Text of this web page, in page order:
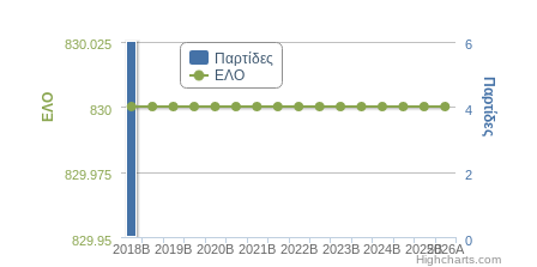
Παρτίδες
ΕΛΟ
2018B 2019B 2020B 2021B 2022B 2023B 2024B 2025B2026A
829.95
829.975
830
830.025
ΕΛΟ
0
2
4
6
Παρτίδες
Highcharts.com